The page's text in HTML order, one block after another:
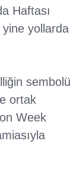
Haftası
yollarda
sembolü
ortak
Week